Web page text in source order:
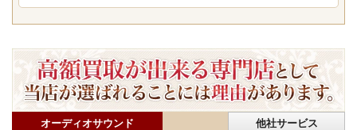
オーディオサウンド 他社サービス